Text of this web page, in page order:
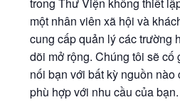
một nhân viên xã hội và
cung cấp quản lý các trường
dõi mở rộng. Chúng tôi sẽ cố
nối bạn với bất kỳ nguồn nào
phù hợp với nhu cầu của bạn.